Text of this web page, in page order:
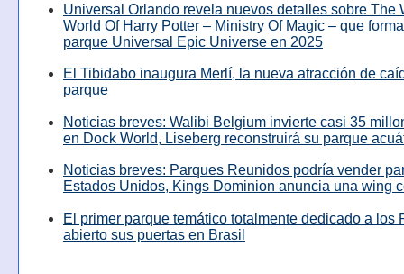
Universal Orlando revela nuevos detalles sobre The
World Of Harry Potter – Ministry Of Magic – que
parque Universal Epic Universe en 2025
El Tibidabo inaugura Merlí, la nueva atracción de
parque
Noticias breves: Walibi Belgium invierte casi 35
en Dock World, Liseberg reconstruirá su parque
Noticias breves: Parques Reunidos podría vender
Estados Unidos, Kings Dominion anuncia una wing
El primer parque temático totalmente dedicado a los
abierto sus puertas en Brasil